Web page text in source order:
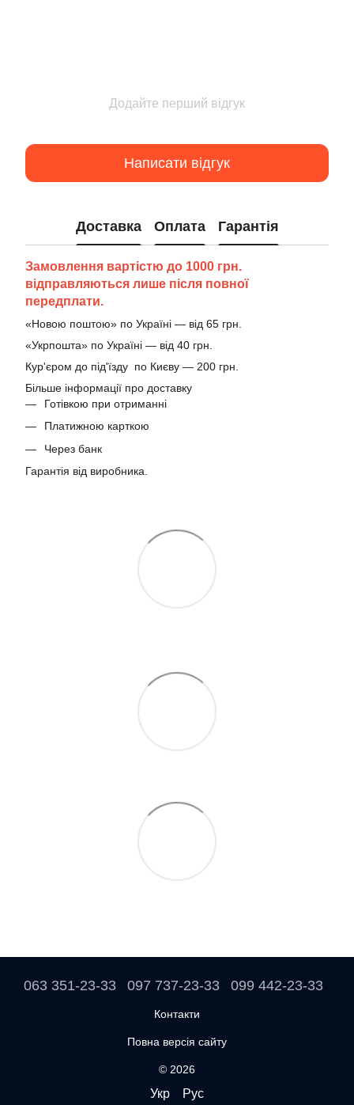
Додайте перший відгук
Написати відгук
Доставка Оплата Гарантія
Замовлення вартістю до 1000 грн.
відправляються лише після повної
передплати.
«Новою поштою» по Україні — від 65 грн.
«Укрпошта» по Україні — від 40 грн.
Кур'єром до під'їзду по Києву — 200 грн.
Більше інформації про доставку
Готівкою при отриманні
Платижною карткою
Через банк
Гарантія від виробника.
063 351-23-33 097 737-23-33 099 442-23-33
Контакти
Повна версія сайту
© 2026
Укр Рус